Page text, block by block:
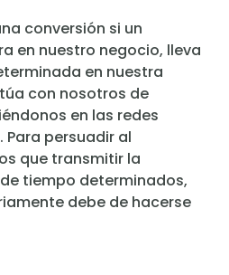
conversión si un
en nuestro negocio, lleva
en nuestra
con nosotros de
en las redes
Para persuadir al
que transmitir la
tiempo determinados,
debe de hacerse